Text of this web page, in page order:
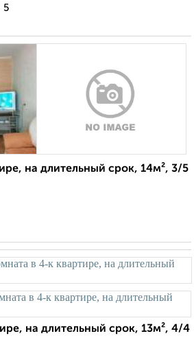
5
на длительный срок, 14м², 3/5
на длительный срок, 13м², 4/4